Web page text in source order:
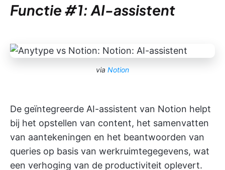
Functie #1: AI-assistent
via Notion
De geïntegreerde AI-assistent van Notion helpt
bij het opstellen van content, het samenvatten
van aantekeningen en het beantwoorden van
queries op basis van werkruimtegegevens, wat
een verhoging van de productiviteit oplevert.